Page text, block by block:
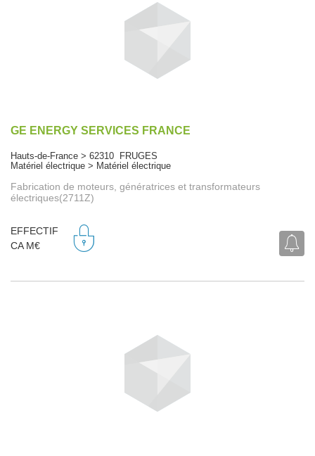
GE ENERGY SERVICES FRANCE
Hauts-de-France > 62310 FRUGES
Matériel électrique > Matériel électrique
Fabrication de moteurs, génératrices et transformateurs
électriques(2711Z)
EFFECTIF
CA M€